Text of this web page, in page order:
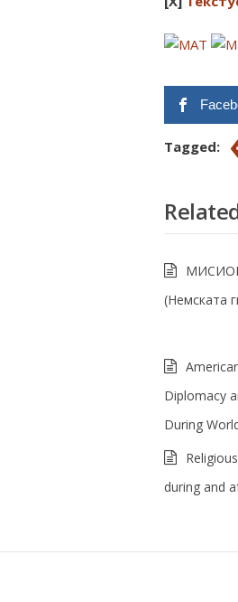
Tagged:
(Немската
Diplomacy
During
during and